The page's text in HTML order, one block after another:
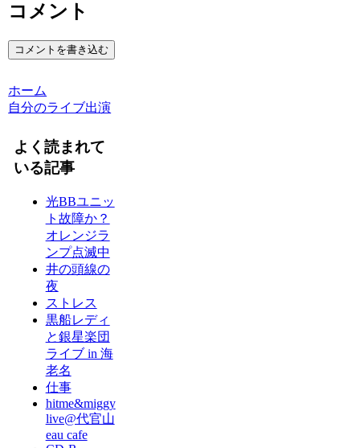
コメント
コメントを書き込む
ホーム
自分のライブ出演
よく読まれて
いる記事
光BBユニッ
ト故障か？
オレンジラ
ンプ点滅中
井の頭線の
夜
ストレス
黒船レディ
と銀星楽団
ライブ in 海
老名
仕事
hitme&miggy
live@代官山
eau cafe